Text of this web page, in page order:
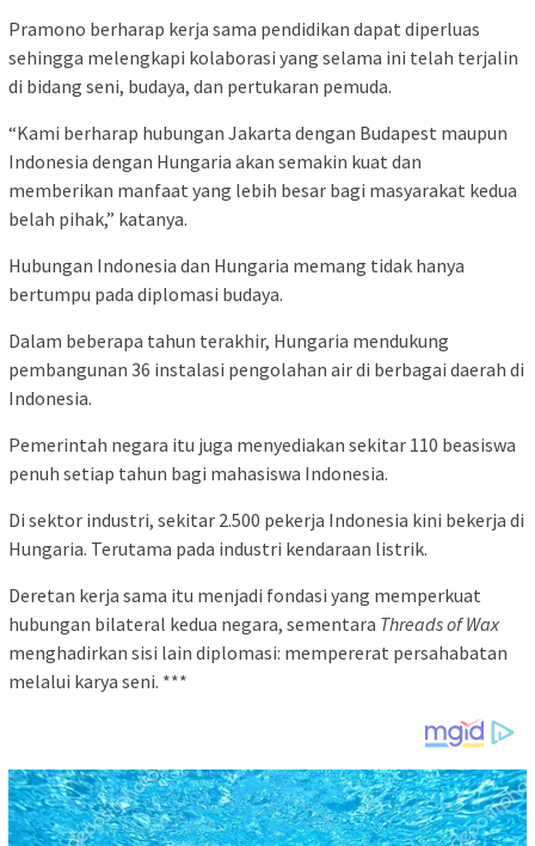
Pramono berharap kerja sama pendidikan dapat diperluas
sehingga melengkapi kolaborasi yang selama ini telah terjalin
di bidang seni, budaya, dan pertukaran pemuda.
“Kami berharap hubungan Jakarta dengan Budapest maupun
Indonesia dengan Hungaria akan semakin kuat dan
memberikan manfaat yang lebih besar bagi masyarakat kedua
belah pihak,” katanya.
Hubungan Indonesia dan Hungaria memang tidak hanya
bertumpu pada diplomasi budaya.
Dalam beberapa tahun terakhir, Hungaria mendukung
pembangunan 36 instalasi pengolahan air di berbagai daerah di
Indonesia.
Pemerintah negara itu juga menyediakan sekitar 110 beasiswa
penuh setiap tahun bagi mahasiswa Indonesia.
Di sektor industri, sekitar 2.500 pekerja Indonesia kini bekerja di
Hungaria. Terutama pada industri kendaraan listrik.
Deretan kerja sama itu menjadi fondasi yang memperkuat
hubungan bilateral kedua negara, sementara Threads of Wax
menghadirkan sisi lain diplomasi: mempererat persahabatan
melalui karya seni. ***